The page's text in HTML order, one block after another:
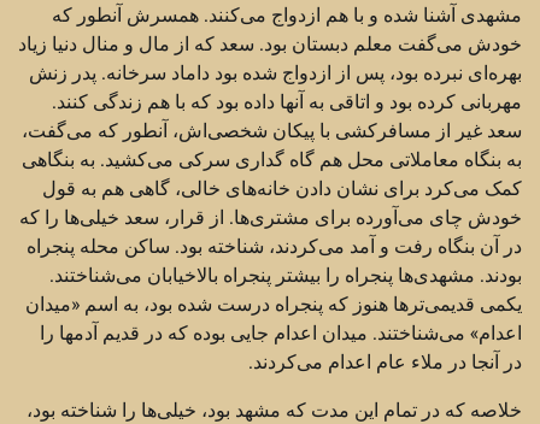
مشهدی آشنا شده و با هم ازدواج می‌کنند. همسرش آنطور که
خودش می‌گفت معلم دبستان بود. سعد که از مال و منال دنیا زیاد
بهره‌ای نبرده بود، پس از ازدواج شده بود داماد سرخانه. پدر زنش
مهربانی کرده بود و اتاقی به آنها داده بود که با هم زندگی کنند.
سعد غیر از مسافرکشی با پیکان شخصی‌اش، آنطور که می‌گفت،
به بنگاه معاملاتی محل هم گاه گداری سرکی می‌کشید. به بنگاهی
کمک می‌کرد برای نشان دادن خانه‌های خالی، گاهی هم به قول
خودش چای می‌آورده برای مشتری‌ها. از قرار، سعد خیلی‌ها را که
در آن بنگاه رفت و آمد می‌کردند، شناخته بود. ساکن محله پنجراه
بودند. مشهدی‌ها پنجراه را بیشتر پنجراه بالاخیابان می‌شناختند.
یکمی قدیمی‌ترها هنوز که پنجراه درست شده بود، به اسم «میدان
اعدام» می‌شناختند. میدان اعدام جایی بوده که در قدیم آدمها را
در آنجا در ملاء عام اعدام می‌کردند.
خلاصه که در تمام این مدت که مشهد بود، خیلی‌ها را شناخته بود،